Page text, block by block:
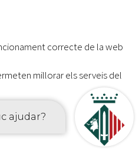
de dades
correcte de la web
millorar els serveis del
publicitària